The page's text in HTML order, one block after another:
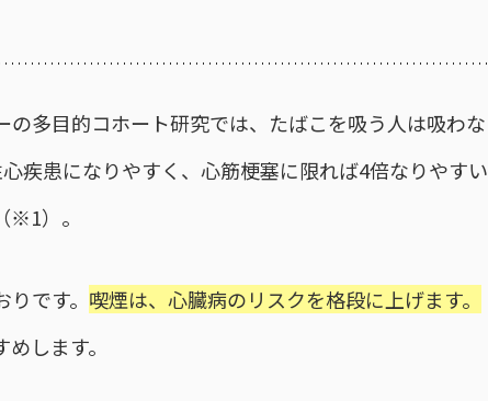
の多目的コホート研究では、たばこを吸う人は吸わな
疾患になりやすく、心筋梗塞に限れば4倍なりやすい
※1）。
です。 喫煙は、心臓病のリスクを格段に上げます。
します。